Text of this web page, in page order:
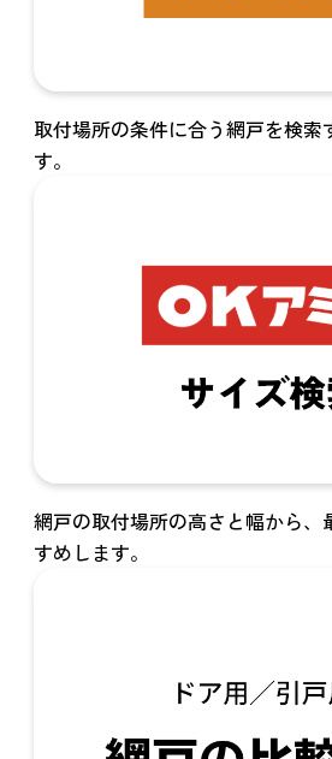
取付場所の条件に合う網戸を検索
す。
網戸の取付場所の高さと幅から、
すめします。